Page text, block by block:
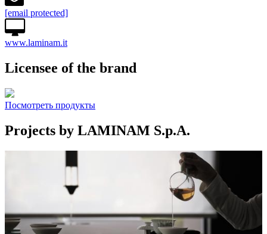
[email protected]
www.laminam.it
Licensee of the brand
Посмотреть продукты
Projects by LAMINAM S.p.A.